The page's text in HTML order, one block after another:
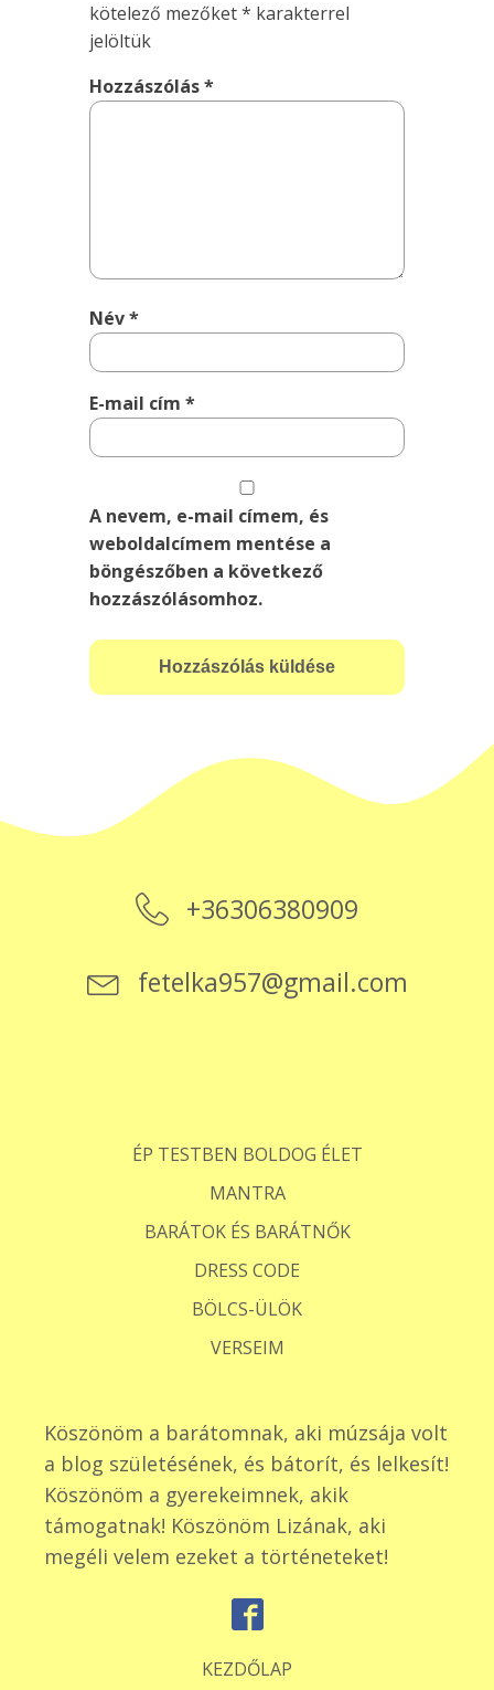
kötelező mezőket* karakterrel
jelöltük
Hozzászólás*
Név*
E-mail cím*
A nevem, e-mail címem, és
weboldalcímem mentése a
böngészőben a következő
hozzászólásomhoz.
+36306380909
fetelka957@gmail.com
ÉP TESTBEN BOLDOG ÉLET
MANTRA
BARÁTOK ÉS BARÁTNŐK
DRESS CODE
BÖLCS-ÜLÖK
VERSEIM
Köszönöm a barátomnak, aki múzsája volt
a blog születésének, és bátorít, és lelkesít!
Köszönöm a gyerekeimnek, akik
támogatnak! Köszönöm Lizának, aki
megéli velem ezeket a történeteket!
KEZDŐLAP